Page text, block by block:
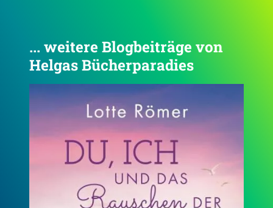
... weitere Blogbeiträge von
Helgas Bücherparadies